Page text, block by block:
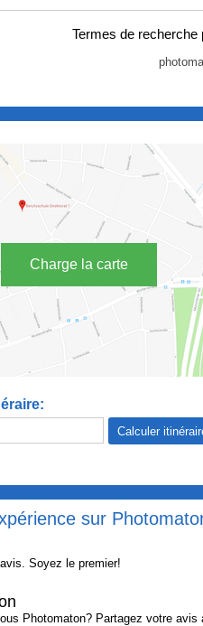
Termes de recherche
Charge la carte
sur
Soyez le premier!
Photomaton? Partagez votre